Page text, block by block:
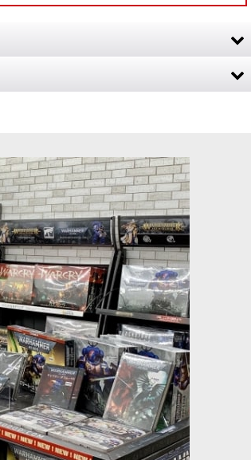
てられた、陰鬱で怨念に満ちた戦士たち
らは「暗黒の父」の崇拝者として狂信的
ケイヴン] アコライト・グローバディア[90-47
円(税込)